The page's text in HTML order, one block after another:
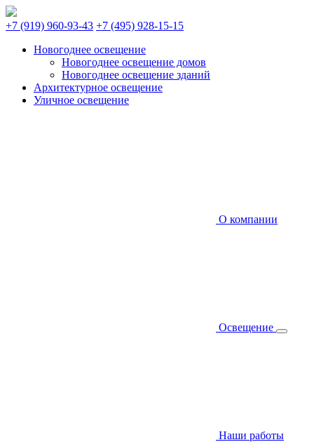
+7 (919) 960-93-43 +7 (495) 928-15-15
Новогоднее освещение
Новогоднее освещение домов
Новогоднее освещение зданий
Архитектурное освещение
Уличное освещение
О компании
Освещение
Наши работы